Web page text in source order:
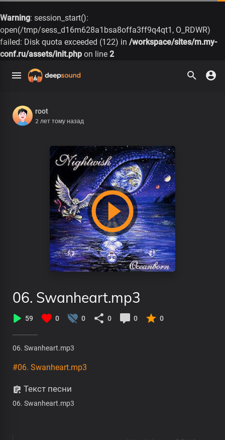
Warning: session_start():
open(/tmp/sess_d16m628a1bsa8offa3ff9q4qt1, O_RDWR)
failed: Disk quota exceeded (122) in /workspace/sites/m.my-
conf.ru/assets/init.php on line 2
root
2 лет тому назад
06. Swanheart.mp3
59 0 0 0 0 0
06. Swanheart.mp3
#06. Swanheart.mp3
Текст песни
06. Swanheart.mp3